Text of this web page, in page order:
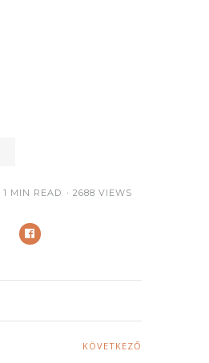
1 MIN READ 2688 VIEWS
KÖVETKEZŐ